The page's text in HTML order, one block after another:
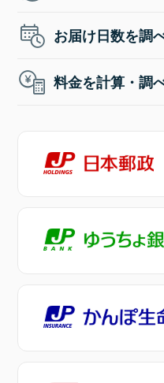
お届け日数を調
料金を計算・調